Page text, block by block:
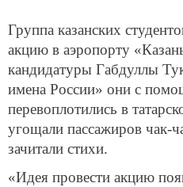
Группа казанских
акцию в аэропорту
кандидатуры Габдуллы
имена России» они с
перевоплотились в
угощали пассажиров чак-
зачитали стихи.
«Идея провести акцию